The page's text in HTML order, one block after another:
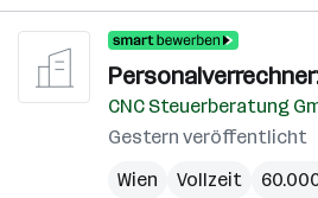
CNC Steuerberatung
Gestern veröffentlicht
Wien
Vollzeit